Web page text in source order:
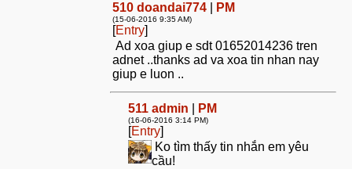
510 doandai774 PM
(15-06-2016 9:35 AM)
[Entry]
Ad xoa giup e sdt 01652014236 tren
adnet ..thanks ad va xoa tin nhan nay
giup e luon ..
511 admin PM
(16-06-2016 3:14 PM)
[Entry]
Ko tìm thấy tin nhắn em yêu
cầu!